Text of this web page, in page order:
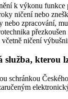
k výkonu funkce
ničení nebo
nebo zpracování,
ničení
služba, kterou
schránkou